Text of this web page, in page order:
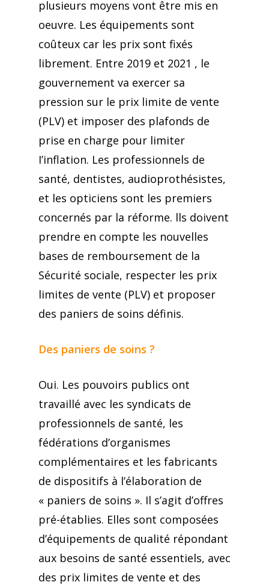
plusieurs moyens vont être mis en
oeuvre. Les équipements sont
coûteux car les prix sont fixés
librement. Entre 2019 et 2021 , le
gouvernement va exercer sa
pression sur le prix limite de vente
(PLV) et imposer des plafonds de
prise en charge pour limiter
I’inflation. Les professionnels de
santé, dentistes, audioprothésistes,
et les opticiens sont les premiers
concernés par la réforme. lls doivent
prendre en compte les nouvelles
bases de remboursement de la
Sécurité sociale, respecter les prix
limites de vente (PLV) et proposer
des paniers de soins définis.
Des paniers de soins ?
Oui. Les pouvoirs publics ont
travaillé avec les syndicats de
professionnels de santé, les
fédérations d’organismes
complémentaires et les fabricants
de dispositifs à l’élaboration de
« paniers de soins ». Il s’agit d’offres
pré-établies. Elles sont composées
d’équipements de qualité répondant
aux besoins de santé essentiels, avec
des prix limites de vente et des